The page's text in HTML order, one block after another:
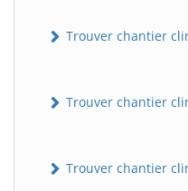
Trouver chantier
Trouver chantier
Trouver chantier